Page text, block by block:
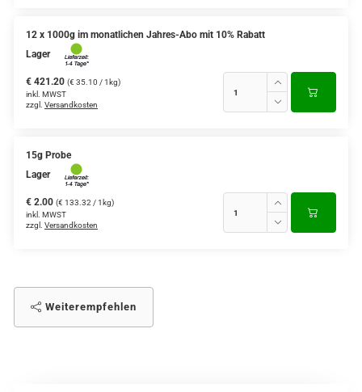
12 x 1000g im monatlichen Jahres-Abo mit 10% Rabatt
Lager
€ 421.20 (€ 35.10 / 1kg)
inkl. MWST
zzgl. Versandkosten
15g Probe
Lager
€ 2.00 (€ 133.32 / 1kg)
inkl. MWST
zzgl. Versandkosten
Weiterempfehlen